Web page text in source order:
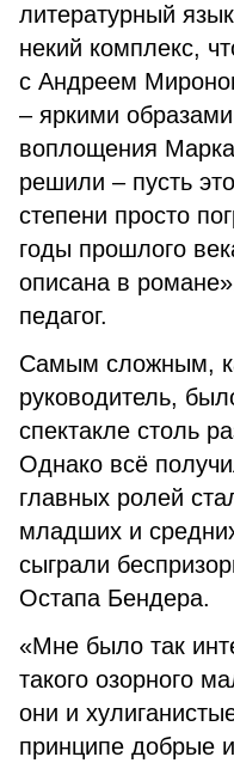
литературный
некий комплекс,
с Андреем
– яркими образами
воплощения
решили – пусть
степени просто
годы прошлого
описана в
педагог.
Самым сложным,
руководитель,
спектакле столь
Однако всё
главных ролей
младших и
сыграли
Остапа Бендера.
«Мне было так
такого озорного
они и
принципе добрые